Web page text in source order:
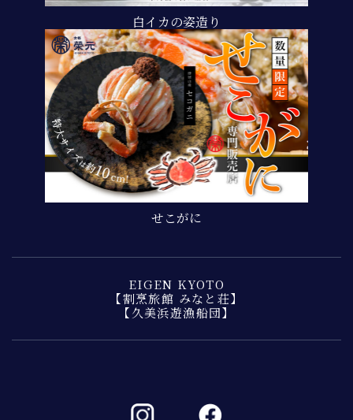
白イカの姿造り
せこがに
EIGEN KYOTO
【割烹旅館 みなと荘】
【久美浜遊漁船団】